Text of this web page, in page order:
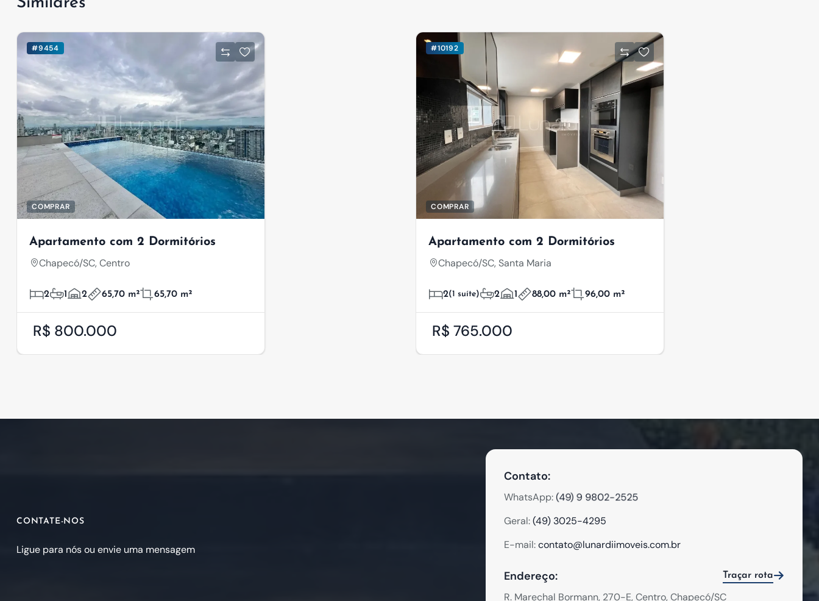
#9454
COMPRAR
Apartamento com 2 Dormitórios
Chapecó/SC, Centro
2 1 2 65,70 m² 65,70 m²
R$ 800.000
#10192
COMPRAR
Apartamento com 2 Dormitórios
Chapecó/SC, Santa Maria
2(1 suíte) 2 1 88,00 m² 96,00 m²
R$ 765.000
CONTATE-NOS
Ligue para nós ou envie uma mensagem
Contato:
WhatsApp:(49) 9 9802-2525
Geral:(49) 3025-4295
E-mail:contato@lunardiimoveis.com.br
Endereço: Traçar rota
R. Marechal Bormann, 270-E, Centro, Chapecó/SC